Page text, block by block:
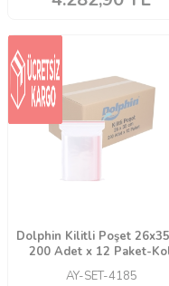
Dolphin Kilitli Poşet
200 Adet x 12 Paket-
AY-SET-4185